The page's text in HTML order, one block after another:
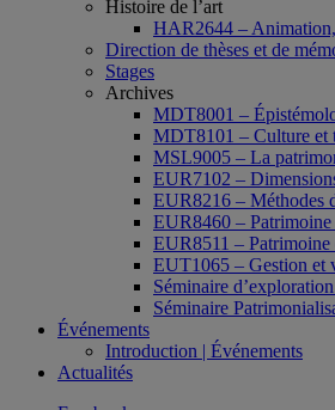
Histoire de l’art
HAR2644 –
Direction de thèses et de
Stages
Archives
MDT8001 –
MDT8101 – Culture et
MSL9005 – La
EUR7102 –
EUR8216 – Méthodes
EUR8460 – Patrimoine
EUR8511 – Patrimoine
EUT1065 – Gestion et
Séminaire
Séminaire
Événements
Introduction | Événements
Actualités